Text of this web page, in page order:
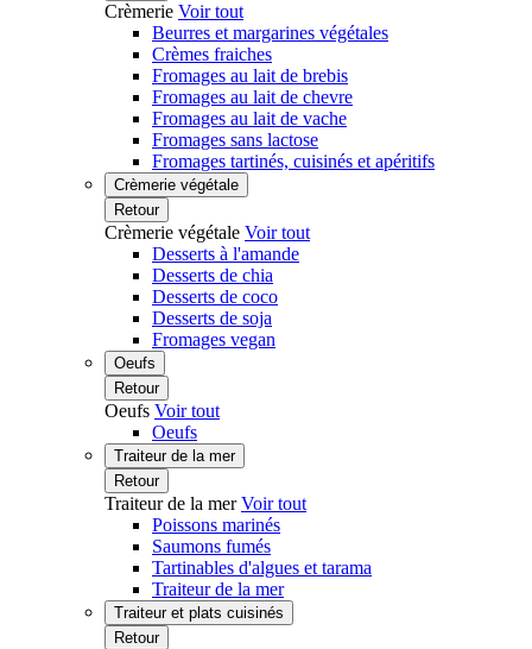
Crèmerie Voir tout
Beurres et margarines végétales
Crèmes fraiches
Fromages au lait de brebis
Fromages au lait de chevre
Fromages au lait de vache
Fromages sans lactose
Fromages tartinés, cuisinés et apéritifs
Crèmerie végétale
Retour
Crèmerie végétale Voir tout
Desserts à l'amande
Desserts de chia
Desserts de coco
Desserts de soja
Fromages vegan
Oeufs
Retour
Oeufs Voir tout
Oeufs
Traiteur de la mer
Retour
Traiteur de la merVoir tout
Poissons marinés
Saumons fumés
Tartinables d'algues et tarama
Traiteur de la mer
Traiteur et plats cuisinés
Retour